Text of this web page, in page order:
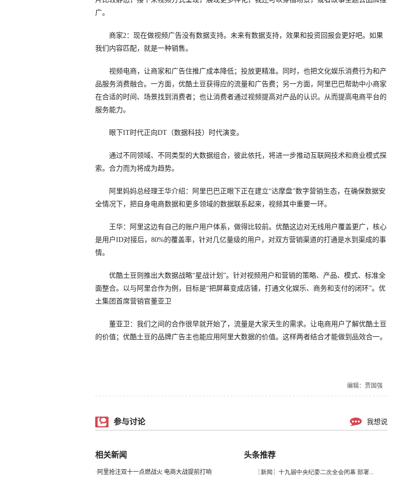
广。
商家2：现在做视频广告没有数据支持。未来有数据支持，效果和投资回报会更好吧。如果
我们内容匹配，就是一种销售。
视频电商，让商家和广告住推广成本降低；投放更精准。同时，也把文化娱乐消费行为和产
品服务消费融合。一方面，优酷土豆获得应的流量和广告费；另一方面，阿里巴巴帮助中小商家
在合适的时间、场景找到消费者；也让消费者通过视频提高对产品的认识。从而提高电商平台的
服务能力。
眼下IT时代正向DT（数据科技）时代演变。
通过不同领域、不同类型的大数据组合，彼此依托，将进一步推动互联网技术和商业模式探
索。合力而为将成为趋势。
阿里妈妈总经理王华介绍：阿里巴巴正眼下正在建立“达摩盘”数字营销生态，在确保数据安
全情况下，把自身电商数据和更多领域的数据联系起来，视频其中重要一环。
王华：阿里这边有自己的账户用户体系，做得比较前。优酷这边对无线用户覆盖更广，核心
是用户ID对接后，80%的覆盖率，针对几亿量级的用户，对双方营销渠道的打通是水到渠成的事
情。
优酷土豆则推出大数据战略“星战计划”。针对视频用户和营销的策略、产品、模式、标准全
面整合。以与阿里合作为例，目标是“把屏幕变成店铺，打通文化娱乐、商务和支付的闭环”。优
土集团首席营销官董亚卫
董亚卫：我们之间的合作很早就开始了，流量是大家天生的需求。让电商用户了解优酷土豆
的价值；优酷土豆的品牌广告主也能应用阿里大数据的价值。这样两者结合才能做到品效合一。
编辑：贾国强
参与讨论 我想说
相关新闻
· 阿里抢注双十一点燃战火 电商大战提前打响
头条推荐